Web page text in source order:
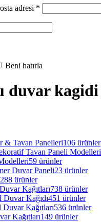
adresi *
Beni hatırla
duvar kagidi
& Tavan Panelleri106 ürünler
Tavan Paneli Modelleri
59 ürünler
Duvar Paneli23 ürünler
ürünler
Kağıtları738 ürünler
Kağıdı451 ürünler
Kağıtları536 ürünler
Kağıtları149 ürünler